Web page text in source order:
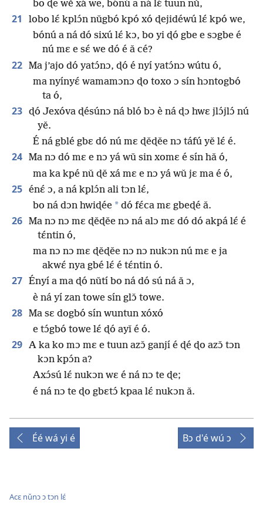
bo ɖe wě xá we, bónú a ná lɛ́ tuun nǔ,
21
lobo lɛ́ kplɔ́n nǔgbó kpó xó ɖejidéwú lɛ́ kpó we,
bónú a ná dó sixú lɛ́ kɔ, bo yi ɖó gbe e sɔgbe é
nú mɛ e sɛ́ we dó é ǎ cé?
22 Ma j’ajo dó yatɔ́nɔ, ɖó é nyí yatɔ́nɔ wútu ó,
ma nyínyɛ́ wamamɔnɔ ɖo toxo ɔ sín hɔntogbó
ta ó,
23 ɖó Jexóva ɖésúnɔ ná bló bɔ è ná ɖɔ hwɛ jlɔ́jlɔ́ nú
yě.
É ná gblé gbɛ dó nú mɛ ɖěɖěe nɔ táfú yě lɛ́ é.
24 Ma nɔ dó mɛ e nɔ yá wǔ sin xomɛ é sín hǎ ó,
ma ka kpé nǔ ɖě xá mɛ e nɔ yá wǔ jɛ ma é ó,
25 énɛ́ ɔ, a ná kplɔ́n ali tɔn lɛ́,
bo ná dɔn hwiɖée * dó fɛ́ca mɛ gbeɖé ǎ.
26 Ma nɔ nɔ mɛ ɖěɖěe nɔ ná alɔ mɛ dó dó akpá lɛ́ é
tɛ́ntin ó,
ma nɔ nɔ mɛ ɖěɖěe nɔ nɔ nukɔn nú mɛ e ja
akwɛ́ nya gbé lɛ́ é tɛ́ntin ó.
27 Ényí a ma ɖó nǔtí bo ná dó sú ná ǎ ɔ,
è ná yí zan towe sín glɔ̌ towe.
28 Ma sɛ dogbó sín wuntun xóxó
e tɔ́gbó towe lɛ́ ɖó ayǐ é ó.
29 A ka ko mɔ mɛ e tuun azɔ̌ ganjí é ɖé ɖo azɔ̌ tɔn
kɔn kpɔ́n a?
Axɔ́sú lɛ́ nukɔn wɛ é ná nɔ te ɖe;
é ná nɔ te ɖo gbɛtɔ́ kpaa lɛ́ nukɔn ǎ.
Éé wá yi é Bɔ d'é wú ɔ
Acɛ nǔnɔ ɔ tɔn lɛ́